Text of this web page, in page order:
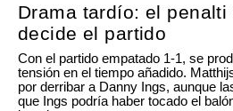
Drama tardío: el penalti
decide el partido
Con el partido empatado 1-1, se
tensión en el tiempo añadido.
por derribar a Danny Ings, aunque
que Ings podría haber tocado el